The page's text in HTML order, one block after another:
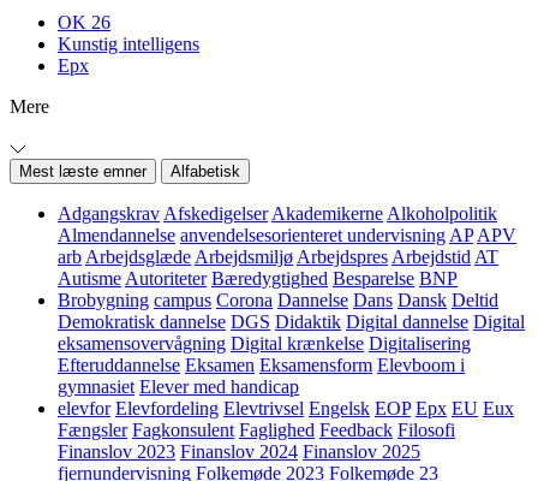
OK 26
Kunstig intelligens
Epx
Mere
Mest læste emner Alfabetisk
Adgangskrav Afskedigelser Akademikerne Alkoholpolitik
Almendannelse anvendelsesorienteret undervisning AP APV
arb Arbejdsglæde Arbejdsmiljø Arbejdspres Arbejdstid AT
Autisme Autoriteter Bæredygtighed Besparelse BNP
Brobygning campus Corona Dannelse Dans Dansk Deltid
Demokratisk dannelse DGS Didaktik Digital dannelse Digital
eksamensovervågning Digital krænkelse Digitalisering
Efteruddannelse Eksamen Eksamensform Elevboom i
gymnasiet Elever med handicap
elevfor Elevfordeling Elevtrivsel Engelsk EOP Epx EU Eux
Fængsler Fagkonsulent Faglighed Feedback Filosofi
Finanslov 2023 Finanslov 2024 Finanslov 2025
fjernundervisning Folkemøde 2023 Folkemøde 23